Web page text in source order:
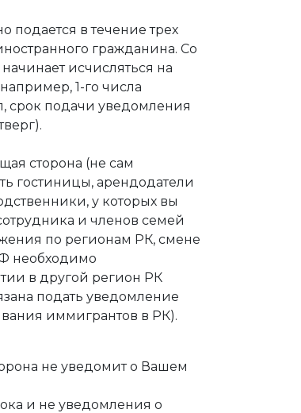
подается в течение трех
гражданина. Со
исчисляться на
1-го числа
срок подачи уведомления
сторона (не сам
гостиницы, арендодатели
у которых вы
и членов семей
по регионам РК, смене
необходимо
в другой регион РК
подать уведомление
иммигрантов в РК).
не уведомит о Вашем
и не уведомления о